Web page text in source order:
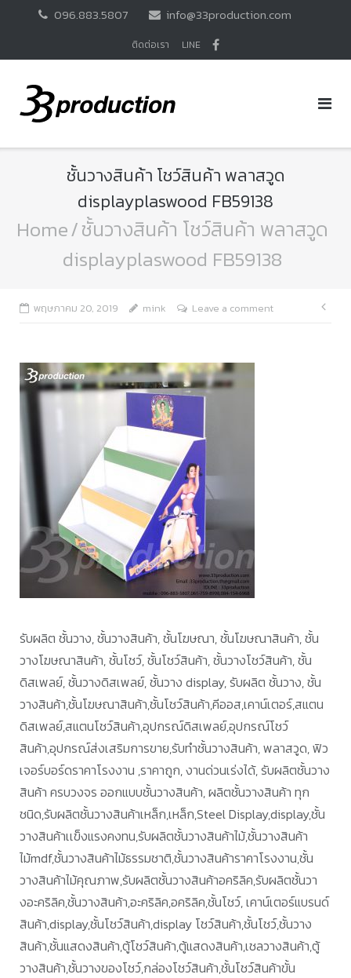
096.883.5807 info@33production.com
ติดต่อเรา LINE
ชั้นวางสินค้า โชว์สินค้า พลาสวูด
displayplaswood FB59138
Home/ชั้นวางสินค้า โชว์สินค้า พลาสวูด
displayplaswood FB59138
พฤษภาคม 20, 2019 mink Leave a comment
แน
รับผลิต ชั้นวาง, ชั้นวางสินค้า, ชั้นโฆษณา, ชั้นโฆษณาสินค้า, ชั้น
วางโฆษณาสินค้า, ชั้นโชว์, ชั้นโชว์สินค้า, ชั้นวางโชว์สินค้า, ชั้น
ดิสเพลย์, ชั้นวางดิสเพลย์, ชั้นวาง display, รับผลิต ชั้นวาง, ชั้น
วางสินค้า,ชั้นโฆษณาสินค้า,ชั้นโชว์สินค้า,คีออส,เคาน์เตอร์,สแตน
ดิสเพลย์,สแตนโชว์สินค้า,อุปกรณ์ดิสเพลย์,อุปกรณ์โชว์
สินค้า,อุปกรณ์ส่งเสริมการขาย,รับทำชั้นวางสินค้า, พลาสวูด, ฟิว
เจอร์บอร์ดราคาโรงงาน ,ราคาถูก, งานด่วนเร่งได้, รับผลิตชั้นวาง
สินค้า ครบวงจร ออกแบบชั้นวางสินค้า, ผลิตชั้นวางสินค้า ทุก
ชนิด,รับผลิตชั้นวางสินค้าเหล็ก,เหล็ก,Steel Display,display,ชั้น
วางสินค้าเเข็งแรงคงทน,รับผลิตชั้นวางสินค้าไม้,ชั้นวางสินค้า
ไม้mdf,ชั้นวางสินค้าไม้ธรรมชาติ,ชั้นวางสินค้าราคาโรงงาน,ชั้น
วางสินค้าไม้คุณภาพ,รับผลิตชั้นวางสินค้าอคริลิค,รับผลิตชั้นวา
งอะคริลิค,ชั้นวางสินค้า,อะคริลิค,อคริลิค,ชั้นโชว์, เคาน์เตอร์แบรนด์
สินค้า,display,ชั้นโชว์สินค้า,display โชว์สินค้า,ชั้นโชว์,ชั้นวาง
สินค้า,ชั้นแสดงสินค้า,ตู้โชว์สินค้า,ตู้แสดงสินค้า,เชลวางสินค้า,ตู้
วางสินค้า,ชั้นวางของโชว์,กล่องโชว์สินค้า,ชั้นโชว์สินค้าขั้น